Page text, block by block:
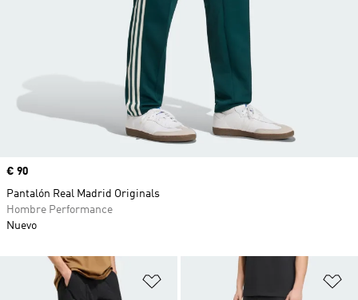
Añadir a la lista de deseos
Precio
€ 90
Pantalón Real Madrid Originals
Hombre Performance
Nuevo